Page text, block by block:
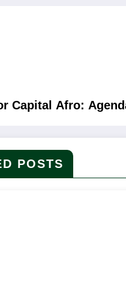
Capital Afro:
POSTS